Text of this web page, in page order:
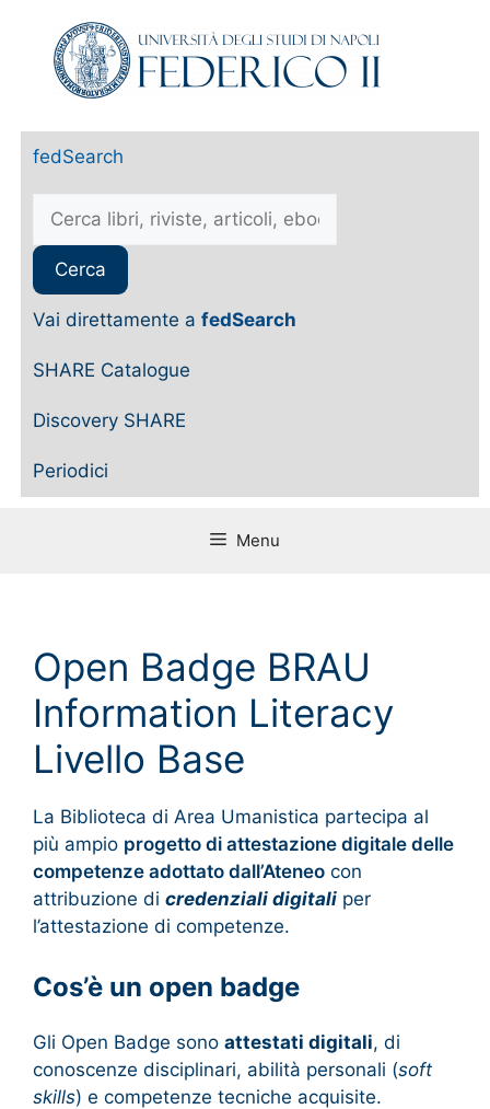
fedSearch
Vai direttamente a fedSearch
SHARE Catalogue
Discovery SHARE
Periodici
Menu
Open Badge BRAU
Information Literacy
Livello Base
La Biblioteca di Area Umanistica partecipa al
più ampio progetto di attestazione digitale delle
competenze adottato dall’Ateneo con
attribuzione di credenziali digitali per
l’attestazione di competenze.
Cos’è un open badge
Gli Open Badge sono attestati digitali, di
conoscenze disciplinari, abilità personali (soft
skills) e competenze tecniche acquisite.